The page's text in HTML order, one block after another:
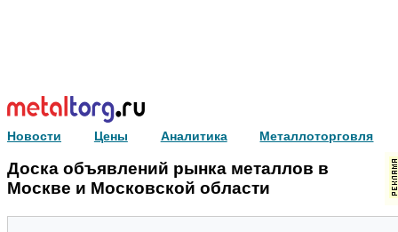
Новости Цены Аналитика Металлоторговля
Доска объявлений рынка металлов в
Москве и Московской области